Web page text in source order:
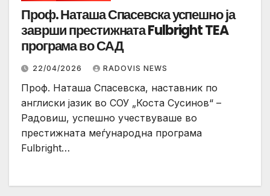
Проф. Наташа Спасевска успешно ја
заврши престижната Fulbright TEA
програма во САД
22/04/2026 RADOVIS NEWS
Проф. Наташа Спасевска, наставник по
англиски јазик во СОУ „Коста Сусинов“ –
Радовиш, успешно учествуваше во
престижната меѓународна програма
Fulbright…